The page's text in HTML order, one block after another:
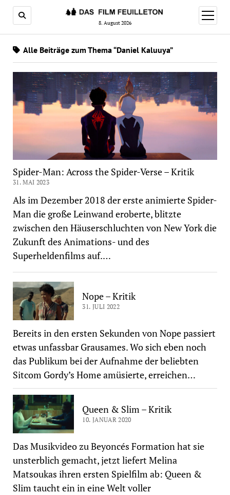
8. August 2026
Menü
öffnen
Alle Beiträge zum Thema “Daniel Kaluuya”
Spider-Man: Across the Spider-Verse – Kritik
31. MAI 2023
Als im Dezember 2018 der erste animierte Spider-
Man die große Leinwand eroberte, blitzte
zwischen den Häuserschluchten von New York die
Zukunft des Animations- und des
Superheldenfilms auf.…
Nope – Kritik
31. JULI 2022
Bereits in den ersten Sekunden von Nope passiert
etwas unfassbar Grausames. Wo sich eben noch
das Publikum bei der Aufnahme der beliebten
Sitcom Gordy’s Home amüsierte, erreichen…
Queen & Slim – Kritik
10. JANUAR 2020
Das Musikvideo zu Beyoncés Formation hat sie
unsterblich gemacht, jetzt liefert Melina
Matsoukas ihren ersten Spielfilm ab: Queen &
Slim taucht ein in eine Welt voller